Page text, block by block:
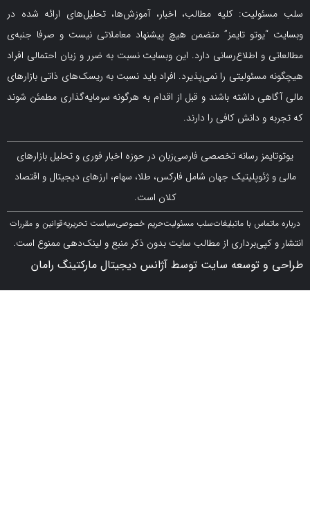
کلیه مطالب، اخبار، آموزش‌ها، تحلیل‌های ارائه شده در
تایمز” متضمن هیچ پیشنهاد معاملاتی نیست و صرفا جنبه‌ی
اطلاع‌رسانی دارد. این وبسایت نسبت به ضرر و زیان احتمالی افراد
را نمی‌پذیرد. افراد باید نسبت به ریسک‌های ذاتی بازارهای
داشته باشند و قبل از اقدام به هرگونه سرمایه‌گذاری مطمئن شوند
دانش کافی را دارند.
رسانه تخصصی فارسی‌زبان در حوزه اخبار فوری و تحلیل بازارهای
جهان شامل فارکس، طلا، سهام، ارزهای دیجیتال و اقتصاد
با ما تبلیغاتسلب مسئولیتحریم خصوصیسیاست تحریریهقوانین و مقررات
از مطالب سایت بدون ذکر منبع و لینک‌دهی ممنوع است.
سایت توسط آژانس دیجیتال مارکتینگ رامان